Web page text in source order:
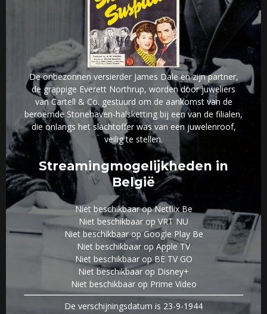
De onbezonnen versierder James Dale en zijn partner,
de grappige Everett Northrup, worden door juweliers
van Cartell & Co. gestuurd om de aankomst van de
beroemde Stonehaven-halsketting bij een van de filialen,
die onlangs het slachtoffer was van een juwelenroof,
veilig te stellen.
Streamingmogelijkheden in
België
Niet beschikbaar op Netflix Be
Niet beschikbaar op VRT NU
Niet beschikbaar op Google Play Be
Niet beschikbaar op Apple TV
Niet beschikbaar op BE TV GO
Niet beschikbaar op Disney+
Niet beschikbaar op Prime Video
De verschijningsdatum is 23-9-1944